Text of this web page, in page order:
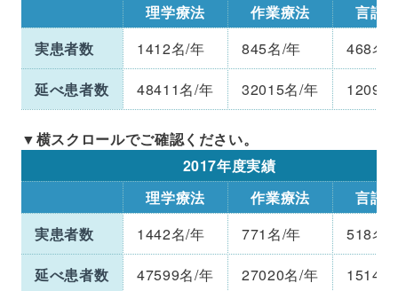
理学療法
作業療法
言語
実患者数
1412名/年 845名/年
468名/
延べ患者数
48411名/年 32015名/年 12090
2017年度実績
理学療法
作業療法
言語
実患者数
1442名/年 771名/年
518名/
延べ患者数
47599名/年 27020名/年 15149